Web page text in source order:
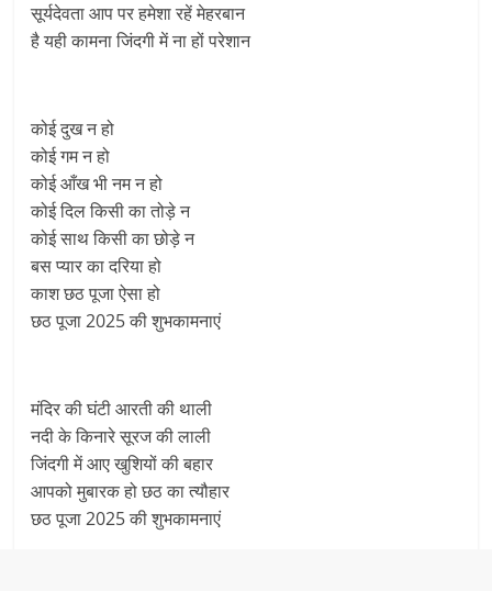
सूर्यदेवता आप पर हमेशा रहें मेहरबान
है यही कामना जिंदगी में ना हों परेशान
कोई दुख न हो
कोई गम न हो
कोई आँख भी नम न हो
कोई दिल किसी का तोड़े न
कोई साथ किसी का छोड़े न
बस प्यार का दरिया हो
काश छठ पूजा ऐसा हो
छठ पूजा 2025 की शुभकामनाएं
मंदिर की घंटी आरती की थाली
नदी के किनारे सूरज की लाली
जिंदगी में आए खुशियों की बहार
आपको मुबारक हो छठ का त्यौहार
छठ पूजा 2025 की शुभकामनाएं